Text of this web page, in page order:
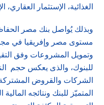
الغذائية، الإستثمار
وبذلك يُواصل بنك مصر
مستوى مصر وإفريقيا في
وتمويل المشروعات وفق
للبنوك، والذى يعكس حجم
الشركات والقروض
المتميّز للبنك ونتائجه